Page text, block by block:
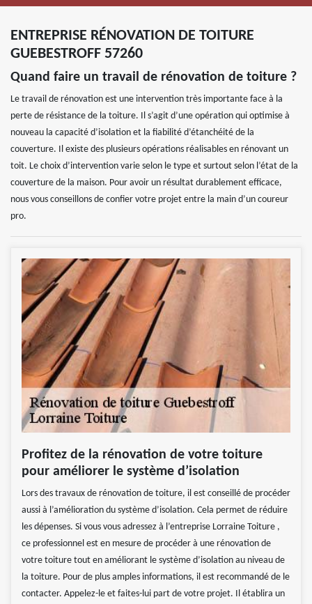
ENTREPRISE RÉNOVATION DE TOITURE
GUEBESTROFF 57260
Quand faire un travail de rénovation de toiture ?
Le travail de rénovation est une intervention très importante face à la
perte de résistance de la toiture. Il s’agit d’une opération qui optimise à
nouveau la capacité d’isolation et la fiabilité d’étanchéité de la
couverture. Il existe des plusieurs opérations réalisables en rénovant un
toit. Le choix d’intervention varie selon le type et surtout selon l’état de la
couverture de la maison. Pour avoir un résultat durablement efficace,
nous vous conseillons de confier votre projet entre la main d’un coureur
pro.
Profitez de la rénovation de votre toiture
pour améliorer le système d’isolation
Lors des travaux de rénovation de toiture, il est conseillé de procéder
aussi à l’amélioration du système d’isolation. Cela permet de réduire
les dépenses. Si vous vous adressez à l’entreprise Lorraine Toiture ,
ce professionnel est en mesure de procéder à une rénovation de
votre toiture tout en améliorant le système d’isolation au niveau de
la toiture. Pour de plus amples informations, il est recommandé de le
contacter. Appelez-le et faites-lui part de votre projet. Il établira un